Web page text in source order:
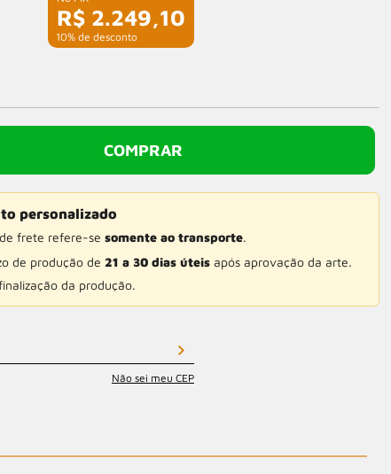
R$ 2.249,10
com 10% de desconto
COMPRAR
personalizado
frete refere-se somente ao transporte.
de produção de 21 a 30 dias úteisapós aprovação da arte.
da produção.
Não sei meu CEP